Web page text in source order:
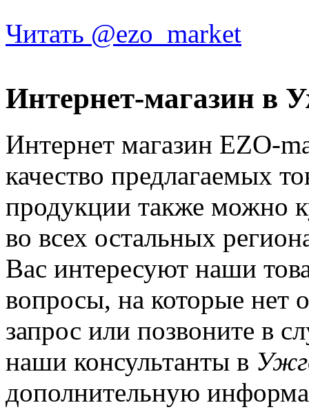
Читать @ezo_market
Интернет-магазин в
Интернет магазин EZO-
качество предлагаемых
продукции также можно
во всех остальных
Вас интересуют наши
вопросы, на которые нет
запрос или позвоните в
наши консультанты в
дополнительную